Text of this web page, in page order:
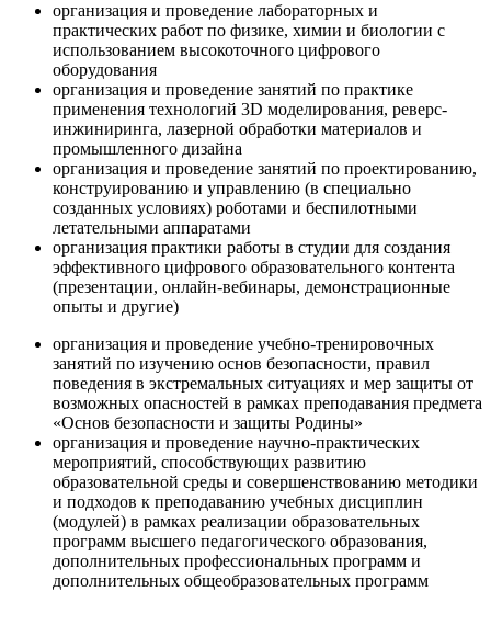
организация и проведение лабораторных и
практических работ по физике, химии и биологии с
использованием высокоточного цифрового
оборудования
организация и проведение занятий по практике
применения технологий 3D моделирования, реверс-
инжиниринга, лазерной обработки материалов и
промышленного дизайна
организация и проведение занятий по проектированию,
конструированию и управлению (в специально
созданных условиях) роботами и беспилотными
летательными аппаратами
организация практики работы в студии для создания
эффективного цифрового образовательного контента
(презентации, онлайн-вебинары, демонстрационные
опыты и другие)
организация и проведение учебно-тренировочных
занятий по изучению основ безопасности, правил
поведения в экстремальных ситуациях и мер защиты от
возможных опасностей в рамках преподавания предмета
«Основ безопасности и защиты Родины»
организация и проведение научно-практических
мероприятий, способствующих развитию
образовательной среды и совершенствованию методики
и подходов к преподаванию учебных дисциплин
(модулей) в рамках реализации образовательных
программ высшего педагогического образования,
дополнительных профессиональных программ и
дополнительных общеобразовательных программ